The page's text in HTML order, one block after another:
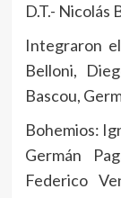
D.T.- Nicolás
Integraron
Belloni,
Bascou,
Bohemios:
Germán
Federico